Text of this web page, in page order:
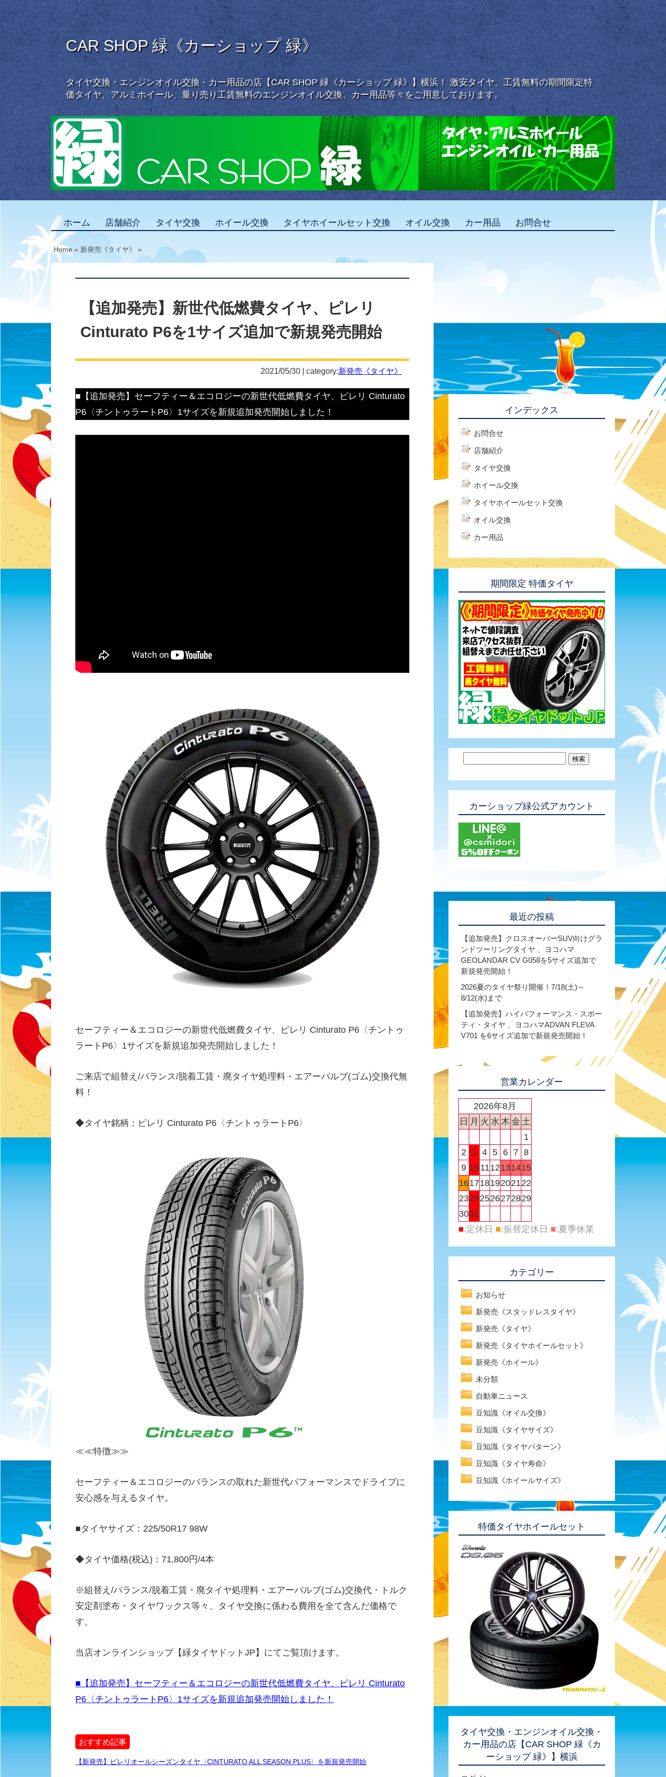
CAR SHOP 緑《カーショップ 緑》
タイヤ交換・エンジンオイル交換・カー用品の店【CAR SHOP 緑《カーショップ 緑》】横浜！ 激安タイヤ、工賃無料の期間限定特
価タイヤ、アルミホイール、量り売り工賃無料のエンジンオイル交換、カー用品等々をご用意しております。
ホーム 店舗紹介 タイヤ交換 ホイール交換 タイヤホイールセット交換 オイル交換 カー用品 お問合せ
Home » 新発売《タイヤ》 »
【追加発売】新世代低燃費タイヤ、ピレリ
Cinturato P6を1サイズ追加で新規発売開始
2021/05/30 | category:新発売《タイヤ》
■【追加発売】セーフティー＆エコロジーの新世代低燃費タイヤ、ピレリ Cinturato
P6〈チントゥラートP6〉1サイズを新規追加発売開始しました！
セーフティー＆エコロジーの新世代低燃費タイヤ、ピレリ Cinturato P6〈チントゥ
ラートP6〉1サイズを新規追加発売開始しました！
ご来店で組替え/バランス/脱着工賃・廃タイヤ処理料・エアーバルブ(ゴム)交換代無
料！
◆タイヤ銘柄：ピレリ Cinturato P6〈チントゥラートP6〉
≪≪特徴≫≫
セーフティー＆エコロジーのバランスの取れた新世代パフォーマンスでドライブに
安心感を与えるタイヤ。
■タイヤサイズ：225/50R17 98W
◆タイヤ価格(税込)：71,800円/4本
※組替え/バランス/脱着工賃・廃タイヤ処理料・エアーバルブ(ゴム)交換代・トルク
安定剤塗布・タイヤワックス等々、タイヤ交換に係わる費用を全て含んだ価格で
す。
当店オンラインショップ【緑タイヤドットJP】にてご覧頂けます。
■【追加発売】セーフティー＆エコロジーの新世代低燃費タイヤ、ピレリ Cinturato
P6〈チントゥラートP6〉1サイズを新規追加発売開始しました！
おすすめ記事
【新発売】ピレリオールシーズンタイヤ〈CINTURATO ALL SEASON PLUS〉を新規発売開始
インデックス
お問合せ
店舗紹介
タイヤ交換
ホイール交換
タイヤホイールセット交換
オイル交換
カー用品
期間限定 特価タイヤ
カーショップ緑公式アカウント
最近の投稿
【追加発売】クロスオーバーSUV向けグラ
ンドツーリングタイヤ 、ヨコハマ
GEOLANDAR CV G058を5サイズ追加で
新規発売開始！
2026夏のタイヤ祭り開催！7/18(土)～
8/12(水)まで
【追加発売】ハイパフォーマンス・スポー
ティ・タイヤ 、ヨコハマADVAN FLEVA
V701 を6サイズ追加で新規発売開始！
営業カレンダー
2026年8月
日 月 火 水 木 金 土
1
2
3 4 5 6 7 8
9 101112131415
16171819202122
23242526272829
3031
■:定休日 ■:振替定休日 ■:夏季休業
カテゴリー
お知らせ
新発売《スタッドレスタイヤ》
新発売《タイヤ》
新発売《タイヤホイールセット》
新発売《ホイール》
未分類
自動車ニュース
豆知識《オイル交換》
豆知識《タイヤサイズ》
豆知識《タイヤパターン》
豆知識《タイヤ寿命》
豆知識《ホイールサイズ》
特価タイヤホイールセット
タイヤ交換・エンジンオイル交換・
カー用品の店【CAR SHOP 緑《カ
ーショップ 緑》】横浜